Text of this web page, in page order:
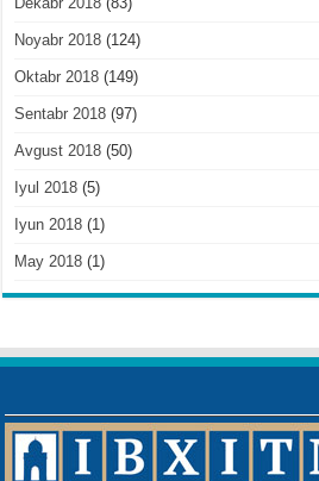
Noyabr 2018 (124)
Oktabr 2018 (149)
Sentabr 2018 (97)
Avgust 2018 (50)
Iyul 2018 (5)
Iyun 2018 (1)
May 2018 (1)